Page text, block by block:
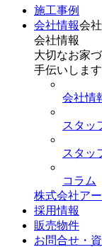
施工事例
会社情報会
会社情報
大切なお家
手伝いします
会社情
スタッ
スタッ
コラム
株式会社ア
採用情報
販売物件
お問合せ・